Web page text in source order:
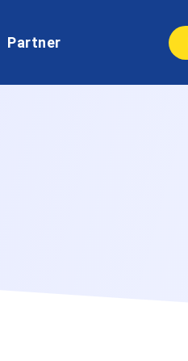
Partner